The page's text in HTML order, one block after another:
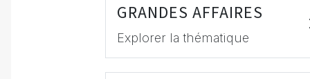
GRANDES AFFAIRES
Explorer la thématique